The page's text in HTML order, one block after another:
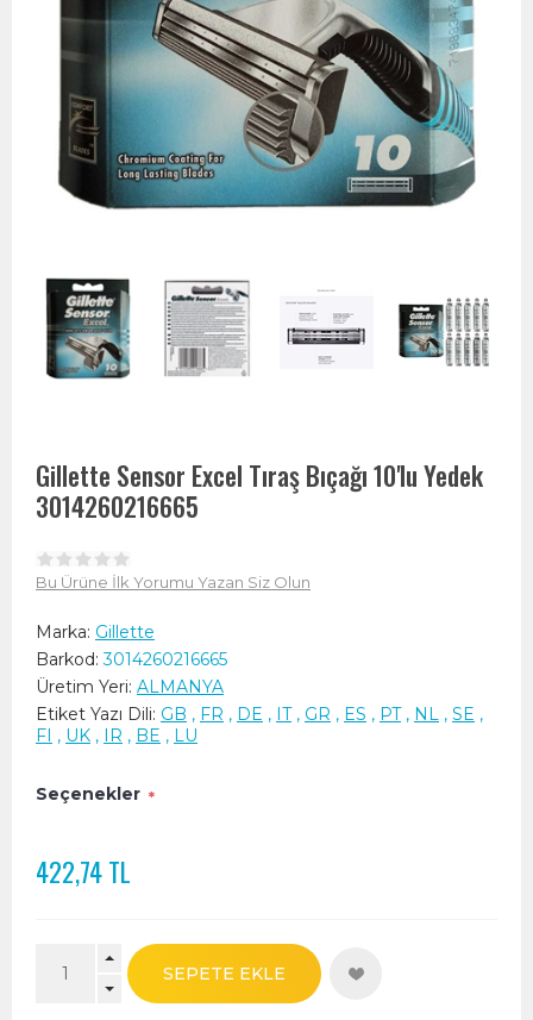
Gillette Sensor Excel Tıraş Bıçağı 10'lu Yedek
3014260216665
Bu Ürüne İlk Yorumu Yazan Siz Olun
Marka: Gillette
Barkod: 3014260216665
Üretim Yeri: ALMANYA
Etiket Yazı Dili: GB , FR , DE , IT, GR , ES , PT, NL , SE ,
FI , UK , IR , BE , LU
Seçenekler *
422,74 TL